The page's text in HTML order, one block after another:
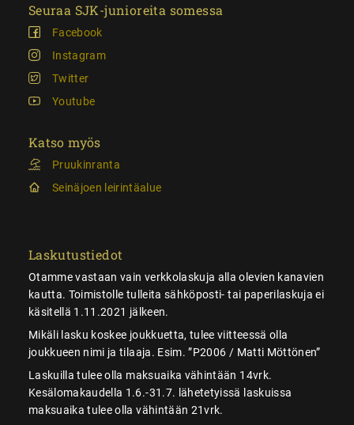
Seuraa SJK-junioreita somessa
Facebook
Instagram
Twitter
Youtube
Katso myös
Pruukinranta
Seinäjoen leirintäalue
Laskutustiedot
Otamme vastaan vain verkkolaskuja alla olevien kanavien
kautta. Toimistolle tulleita sähköposti- tai paperilaskuja ei
käsitellä 1.11.2021 jälkeen.
Mikäli lasku koskee joukkuetta, tulee viitteessä olla
joukkueen nimi ja tilaaja. Esim. ”P2006 / Matti Möttönen”
Laskuilla tulee olla maksuaika vähintään 14vrk.
Kesälomakaudella 1.6.-31.7. lähetetyissä laskuissa
maksuaika tulee olla vähintään 21vrk.